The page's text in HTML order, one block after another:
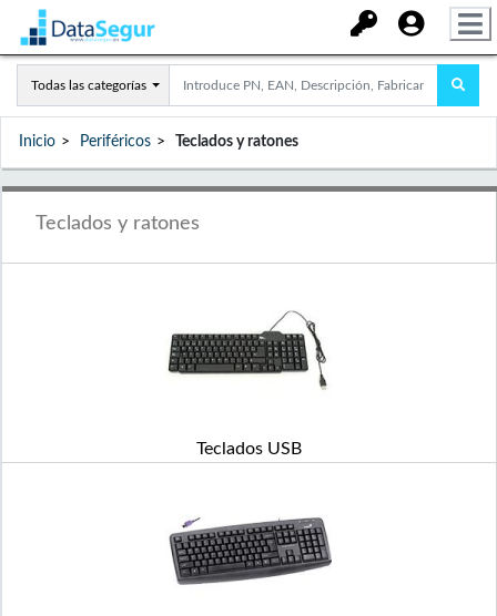
Todas las categorías
Inicio Periféricos Teclados y ratones
Teclados y ratones
Teclados USB